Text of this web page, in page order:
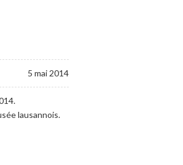
5 mai 2014
lausannois.